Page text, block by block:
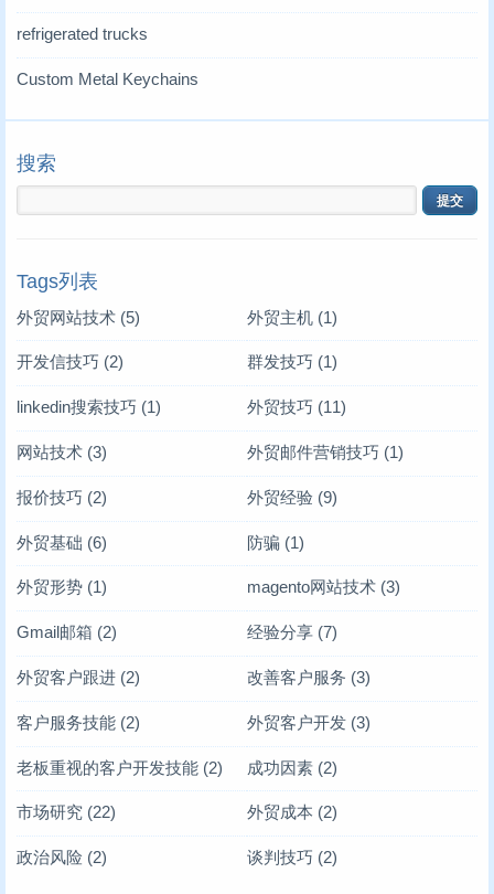
refrigerated trucks
Custom Metal Keychains
搜索
Tags列表
外贸网站技术 (5) 外贸主机 (1)
开发信技巧 (2) 群发技巧 (1)
linkedin搜索技巧 (1) 外贸技巧 (11)
网站技术 (3) 外贸邮件营销技巧 (1)
报价技巧 (2) 外贸经验 (9)
外贸基础 (6) 防骗 (1)
外贸形势 (1) magento网站技术 (3)
Gmail邮箱 (2) 经验分享 (7)
外贸客户跟进 (2) 改善客户服务 (3)
客户服务技能 (2) 外贸客户开发 (3)
老板重视的客户开发技能 (2) 成功因素 (2)
市场研究 (22) 外贸成本 (2)
政治风险 (2) 谈判技巧 (2)